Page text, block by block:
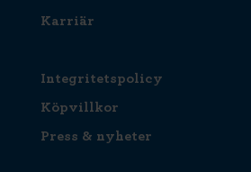
Karriär
Integritetspolicy
Köpvillkor
Press & nyheter